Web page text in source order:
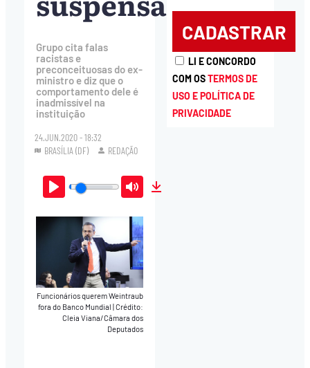
Grupo cita falas
racistas e
preconceituosas do ex-
ministro e diz que o
comportamento dele é
inadmissível na
instituição
24.JUN.2020 - 18:32
BRASÍLIA (DF)
REDAÇÃO
Play Mute
Funcionários querem Weintraub
fora do Banco Mundial Crédito:
Cleia Viana/Câmara dos
Deputados
LI E CONCORDO
COM OSTERMOS DE
USO E POLÍTICA DE
PRIVACIDADE